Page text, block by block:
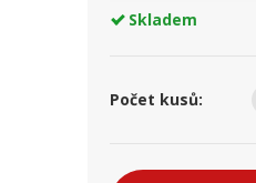
Skladem
Počet kusů: